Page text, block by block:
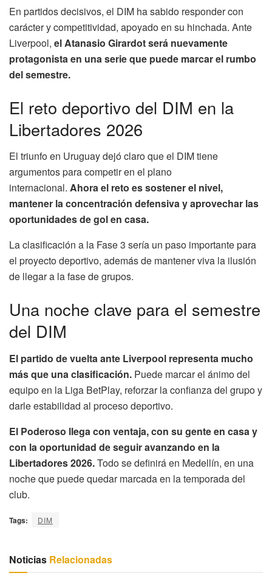
En partidos decisivos, el DIM ha sabido responder con
carácter y competitividad, apoyado en su hinchada. Ante
Liverpool, el Atanasio Girardot será nuevamente
protagonista en una serie que puede marcar el rumbo
del semestre.
El reto deportivo del DIM en la
Libertadores 2026
El triunfo en Uruguay dejó claro que el DIM tiene
argumentos para competir en el plano
internacional. Ahora el reto es sostener el nivel,
mantener la concentración defensiva y aprovechar las
oportunidades de gol en casa.
La clasificación a la Fase 3 sería un paso importante para
el proyecto deportivo, además de mantener viva la ilusión
de llegar a la fase de grupos.
Una noche clave para el semestre
del DIM
El partido de vuelta ante Liverpool representa mucho
más que una clasificación. Puede marcar el ánimo del
equipo en la Liga BetPlay, reforzar la confianza del grupo y
darle estabilidad al proceso deportivo.
El Poderoso llega con ventaja, con su gente en casa y
con la oportunidad de seguir avanzando en la
Libertadores 2026.Todo se definirá en Medellín, en una
noche que puede quedar marcada en la temporada del
club.
Tags: DIM
Noticias Relacionadas